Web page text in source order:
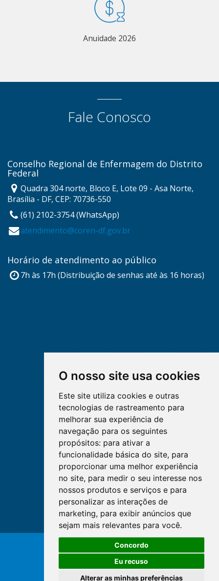
O nosso site usa cookies
Este site utiliza cookies e outras
tecnologias de rastreamento para
melhorar sua experiência de
navegação para os seguintes
propósitos: para ativar a
funcionalidade básica do site, para
proporcionar uma melhor experiência
no site, para medir o seu interesse nos
nossos produtos e serviços e para
personalizar as interações de
marketing, para exibir anúncios que
sejam mais relevantes para você.
Concordo
Eu recuso
Alterar as minhas preferências
Anuidade 2026
Fale Conosco
Conselho Regional de Enfermagem do Distrito
Federal
Quadra 304 norte, Bloco E, Lote 09 - Asa Norte,
Brasília - DF, CEP: 70736-550
(61) 2102-3754 (WhatsApp)
atendimento@coren-df.gov.br
Horário de atendimento ao público
7h às 17h (Distribuição de senhas até às 16 horas)
© Copyright 2026 - Cofen/CORENs
O WhatsApp é o principal canal
de atendimento do Coren-DF.